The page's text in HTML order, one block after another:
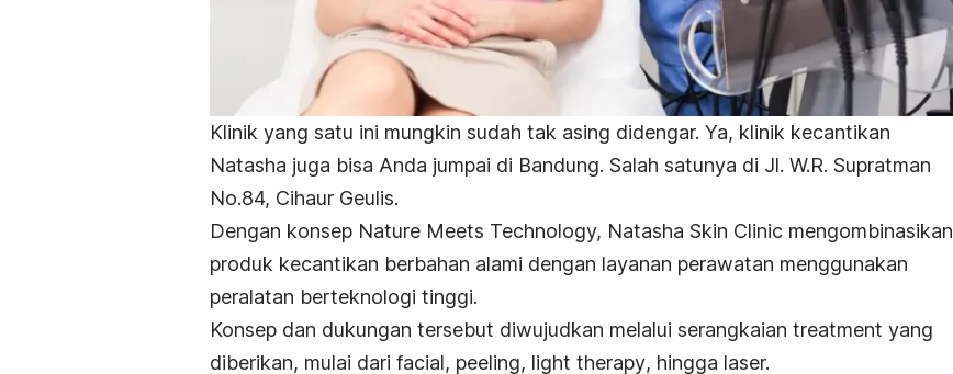
Klinik yang satu ini mungkin sudah tak asing didengar. Ya, klinik kecantikan
Natasha juga bisa Anda jumpai di Bandung. Salah satunya di Jl. W.R. Supratman
No.84, Cihaur Geulis.
Dengan konsep Nature Meets Technology, Natasha Skin Clinic mengombinasikan
produk kecantikan berbahan alami dengan layanan perawatan menggunakan
peralatan berteknologi tinggi.
Konsep dan dukungan tersebut diwujudkan melalui serangkaian treatment yang
diberikan, mulai dari facial, peeling, light therapy, hingga laser.